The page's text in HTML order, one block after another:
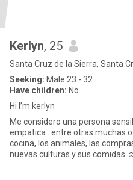
Kerlyn, 25
Santa Cruz de la Sierra, Santa
Seeking: Male 23 - 32
Have children: No
Hi I’m kerlyn
Me considero una persona
empatica . entre otras muchas otras cualidades Me encanta de la
cocina, los animales, las
nuevas culturas y sus comidas